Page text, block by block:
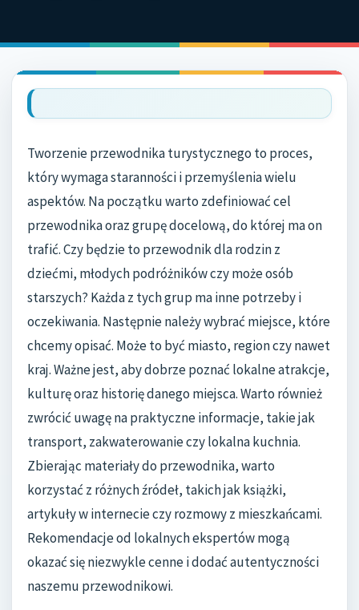
Tworzenie przewodnika turystycznego to proces,
który wymaga staranności i przemyślenia wielu
aspektów. Na początku warto zdefiniować cel
przewodnika oraz grupę docelową, do której ma on
trafić. Czy będzie to przewodnik dla rodzin z
dziećmi, młodych podróżników czy może osób
starszych? Każda z tych grup ma inne potrzeby i
oczekiwania. Następnie należy wybrać miejsce, które
chcemy opisać. Może to być miasto, region czy nawet
kraj. Ważne jest, aby dobrze poznać lokalne atrakcje,
kulturę oraz historię danego miejsca. Warto również
zwrócić uwagę na praktyczne informacje, takie jak
transport, zakwaterowanie czy lokalna kuchnia.
Zbierając materiały do przewodnika, warto
korzystać z różnych źródeł, takich jak książki,
artykuły w internecie czy rozmowy z mieszkańcami.
Rekomendacje od lokalnych ekspertów mogą
okazać się niezwykle cenne i dodać autentyczności
naszemu przewodnikowi.